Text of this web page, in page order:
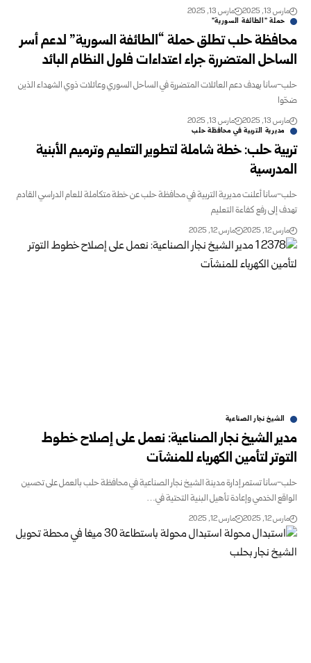
مارس 13, 2025 مارس 13, 2025
حملة "الطائفة السورية"
محافظة حلب تطلق حملة “الطائفة السورية” لدعم أسر
الساحل المتضررة جراء اعتداءات فلول النظام البائد
حلب-سانا بهدف دعم العائلات المتضررة في الساحل السوري وعائلات ذوي الشهداء الذين
ضحّوا
مارس 13, 2025 مارس 13, 2025
مديرية التربية في محافظة حلب
تربية حلب: خطة شاملة لتطوير التعليم وترميم الأبنية
المدرسية
حلب-سانا أعلنت مديرية التربية في محافظة حلب عن خطة متكاملة للعام الدراسي القادم
تهدف إلى رفع كفاءة التعليم
مارس 12, 2025 مارس 12, 2025
الشيخ نجار الصناعية
مدير الشيخ نجار الصناعية: نعمل على إصلاح خطوط
التوتر لتأمين الكهرباء ‏للمنشآت
حلب-سانا تستمر إدارة مدينة الشيخ نجار الصناعية في محافظة حلب بالعمل على تحسين
‏الواقع الخدمي وإعادة تأهيل البنية التحتية في…
مارس 12, 2025 مارس 12, 2025